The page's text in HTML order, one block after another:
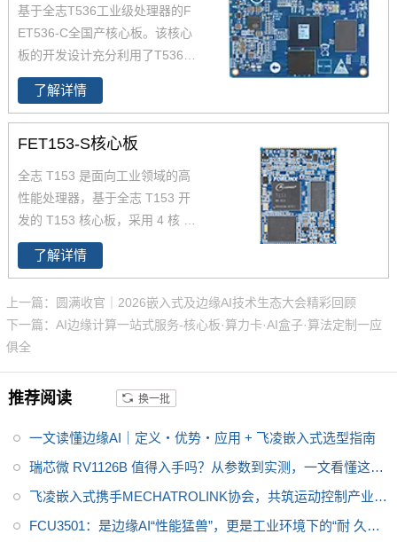
力测试，确保在高端应用中能够
稳定运行。您可以通过飞凌提供
的rk3588开发套件充分评估和验
证其性能。
基于全志T536工业级处理器的F
ET536-C全国产核心板。该核心
板的开发设计充分利用了T536处
理器的性能优势。T536处理器的
主频为1.6GHz，集成了四核Cort
ex-A55以及64位玄铁E907 RISC
-V MCU，能够提供高效的计算能
接口，包括USB、SDIO、UAR
T、SPI、CAN-FD、以太网、AD
C（模数转换器）、LocalBus
等，以满足不同应用场景的需求
了解详情
FET153-S核心板
全志 T153 是面向工业领域的高
性能处理器， 基于全志 T153 开
发的 T153 核心板， 采用 4 核 C
ortex-A7+64 位 RISC-V 异构架
构，主频达 1.6GHz（A7）+600
处理与实时控制需求。原生支持
3 路 GMAC 千兆以太网、2 路 C
AN-FD、LocalBus 并行总线，接
口资源丰富，cpu引脚全引出，
适配多设备连接。核心板采用 10
5℃宽温稳定运行，支持国密算法
与安全启动，满足电力、工业控
用户产品快速落地。
了解详情
上一篇：圆满收官｜2026嵌入式及边缘AI技术生态大会精彩回顾
下一篇：AI边缘计算一站式服务-核心板·算力卡·AI盒子·算法定制一应
俱全
推荐阅读 换一批
一文读懂边缘AI｜定义・优势・应用 + 飞凌嵌入式选型指南
瑞芯微 RV1126B 值得入手吗？从参数到实测，一文看懂这款
AI 视觉开发板
飞凌嵌入式携手MECHATROLINK协会，共筑运动控制产业新
生态
FCU3501：是边缘AI“性能猛兽”，更是工业环境下的“耐 久型